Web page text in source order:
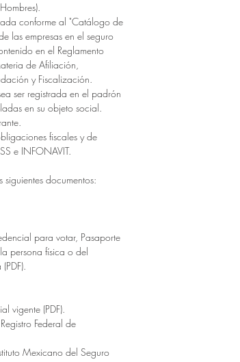
conforme al "Catálogo de
las empresas en el seguro
en el Reglamento
de Afiliación,
y Fiscalización.
ser registrada en el padrón
en su objeto social.
fiscales y de
e INFONAVIT.
siguientes documentos:
para votar, Pasaporte
persona física o del
vigente (PDF).
Federal de
Mexicano del Seguro